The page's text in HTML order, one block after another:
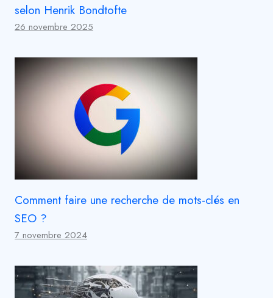
selon Henrik Bondtofte
26 novembre 2025
Comment faire une recherche de mots-clés en
SEO ?
7 novembre 2024